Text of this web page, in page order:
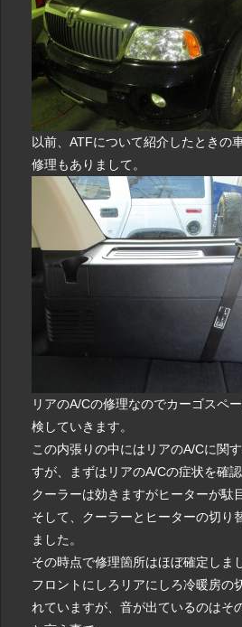
以前、ATFについて紹介したときの
修理もありまして。
リアのA/Cの修理なのでカーゴスペ
検していきます。
この内張りの中にはリアのA/Cに関
すが、まずはリアのA/Cの症状を確認
クーラーは効きますがヒーターが駄
そして、クーラーとヒーターの切り
ました。
その時点で修理箇所はほぼ確定しま
フロントにしろリアにしろ冷暖房の
れていますが、音が出ているのはそ